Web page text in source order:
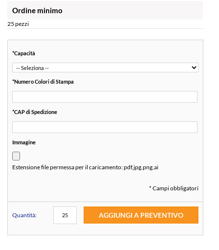
Ordine minimo
25 pezzi
*Capacità
*Numero Colori di Stampa
*CAP di Spedizione
Immagine
Estensione file permessa per il caricamento:pdf,jpg,png,ai
* Campi obbligatori
Quantità: AGGIUNGI A PREVENTIVO